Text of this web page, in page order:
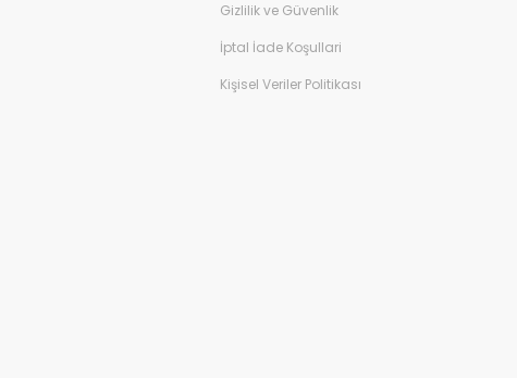
Gizlilik ve Güvenlik
İptal İade Koşullari
Kişisel Veriler Politikası